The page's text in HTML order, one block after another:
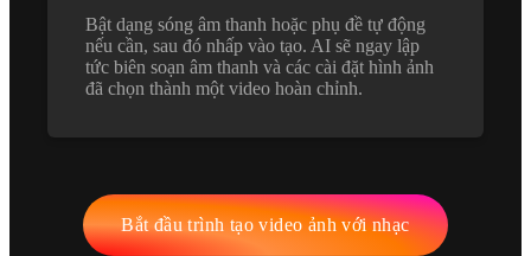
Bật dạng sóng âm thanh hoặc phụ đề tự động
nếu cần, sau đó nhấp vào tạo. AI sẽ ngay lập
tức biên soạn âm thanh và các cài đặt hình ảnh
đã chọn thành một video hoàn chỉnh.
Bắt đầu trình tạo video ảnh với nhạc